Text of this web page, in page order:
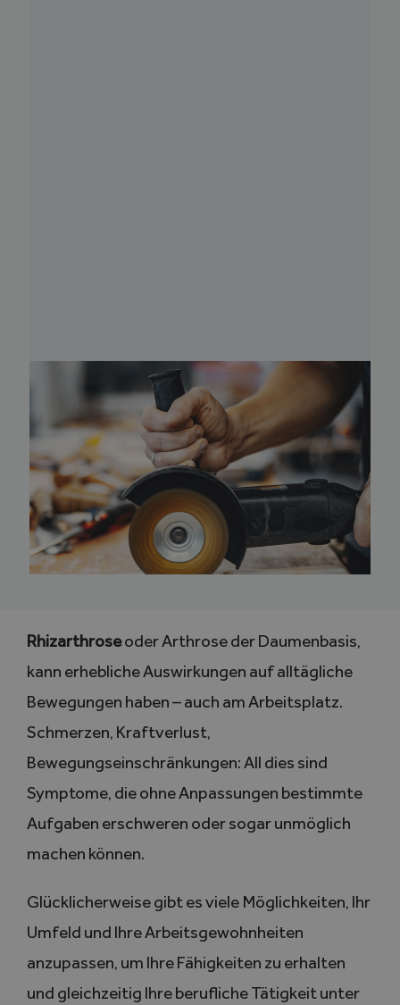
Rhizarthroseoder Arthrose der Daumenbasis,
kann erhebliche Auswirkungen auf alltägliche
Bewegungen haben – auch am Arbeitsplatz.
Schmerzen, Kraftverlust,
Bewegungseinschränkungen: All dies sind
Symptome, die ohne Anpassungen bestimmte
Aufgaben erschweren oder sogar unmöglich
machen können.
Glücklicherweise gibt es viele Möglichkeiten, Ihr
Umfeld und Ihre Arbeitsgewohnheiten
anzupassen, um Ihre Fähigkeiten zu erhalten
und gleichzeitig Ihre berufliche Tätigkeit unter